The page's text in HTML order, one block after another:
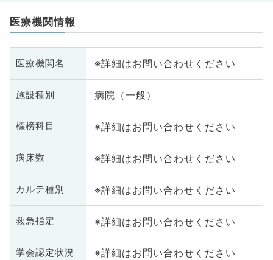
医療機関情報
医療機関名 ※詳細はお問い合わせください
施設種別 病院（一般）
標榜科目 ※詳細はお問い合わせください
病床数 ※詳細はお問い合わせください
カルテ種別 ※詳細はお問い合わせください
救急指定 ※詳細はお問い合わせください
学会認定状況 ※詳細はお問い合わせください